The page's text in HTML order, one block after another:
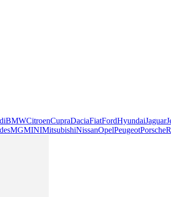
BMWCitroenCupraDaciaFiatFordHyundaiJaguar
MGMINIMitsubishiNissanOpelPeugeotPorsche